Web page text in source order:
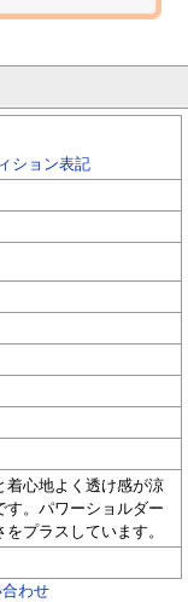
ン表記
着心地よく透け感が涼
す。パワーショルダー
プラスしています。
せ